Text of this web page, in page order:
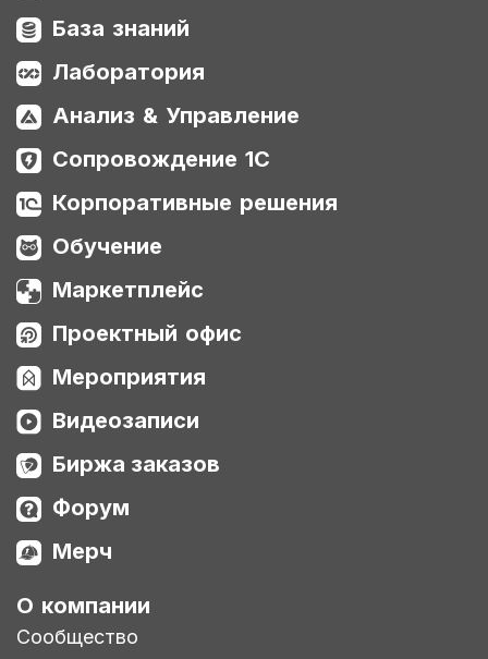
База знаний
Лаборатория
Анализ & Управление
Сопровождение 1С
Корпоративные решения
Обучение
Маркетплейс
Проектный офис
Мероприятия
Видеозаписи
Биржа заказов
Форум
Мерч
О компании
Сообщество